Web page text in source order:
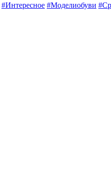
#Интересное #Моделиобуви